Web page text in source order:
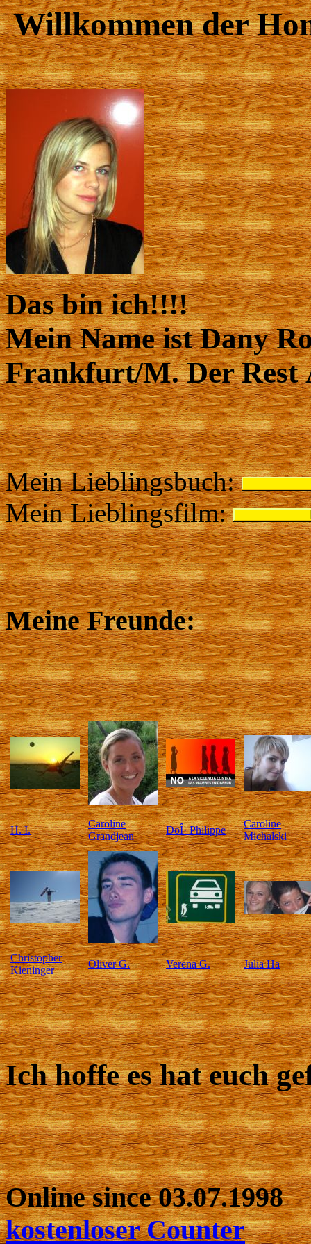
Willkommen der
Das bin ich!!!!
Mein Name ist Dany
Frankfurt/M. Der Rest
Mein Lieblingsbuch:
Mein Lieblingsfilm:
Meine Freunde:
H. I.
Caroline
Grandjean
DoÎ· Philippe
Caroline
Michalski
Christopher
Kieninger
Oliver G. Verena G. Julia Ha
Ich hoffe es hat euch
Online since 03.07.1998
kostenloser Counter